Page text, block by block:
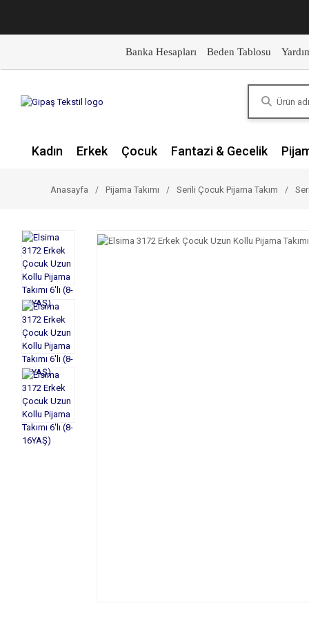
Banka Hesapları Beden Tablosu
Kadın Erkek Çocuk Fantazi & Gecelik
Anasayfa Pijama Takımı Serili Çocuk Pijama Takım